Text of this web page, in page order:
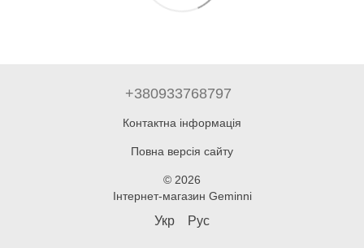
+380933768797
Контактна інформація
Повна версія сайту
© 2026
Інтернет-магазин Geminni
Укр Рус